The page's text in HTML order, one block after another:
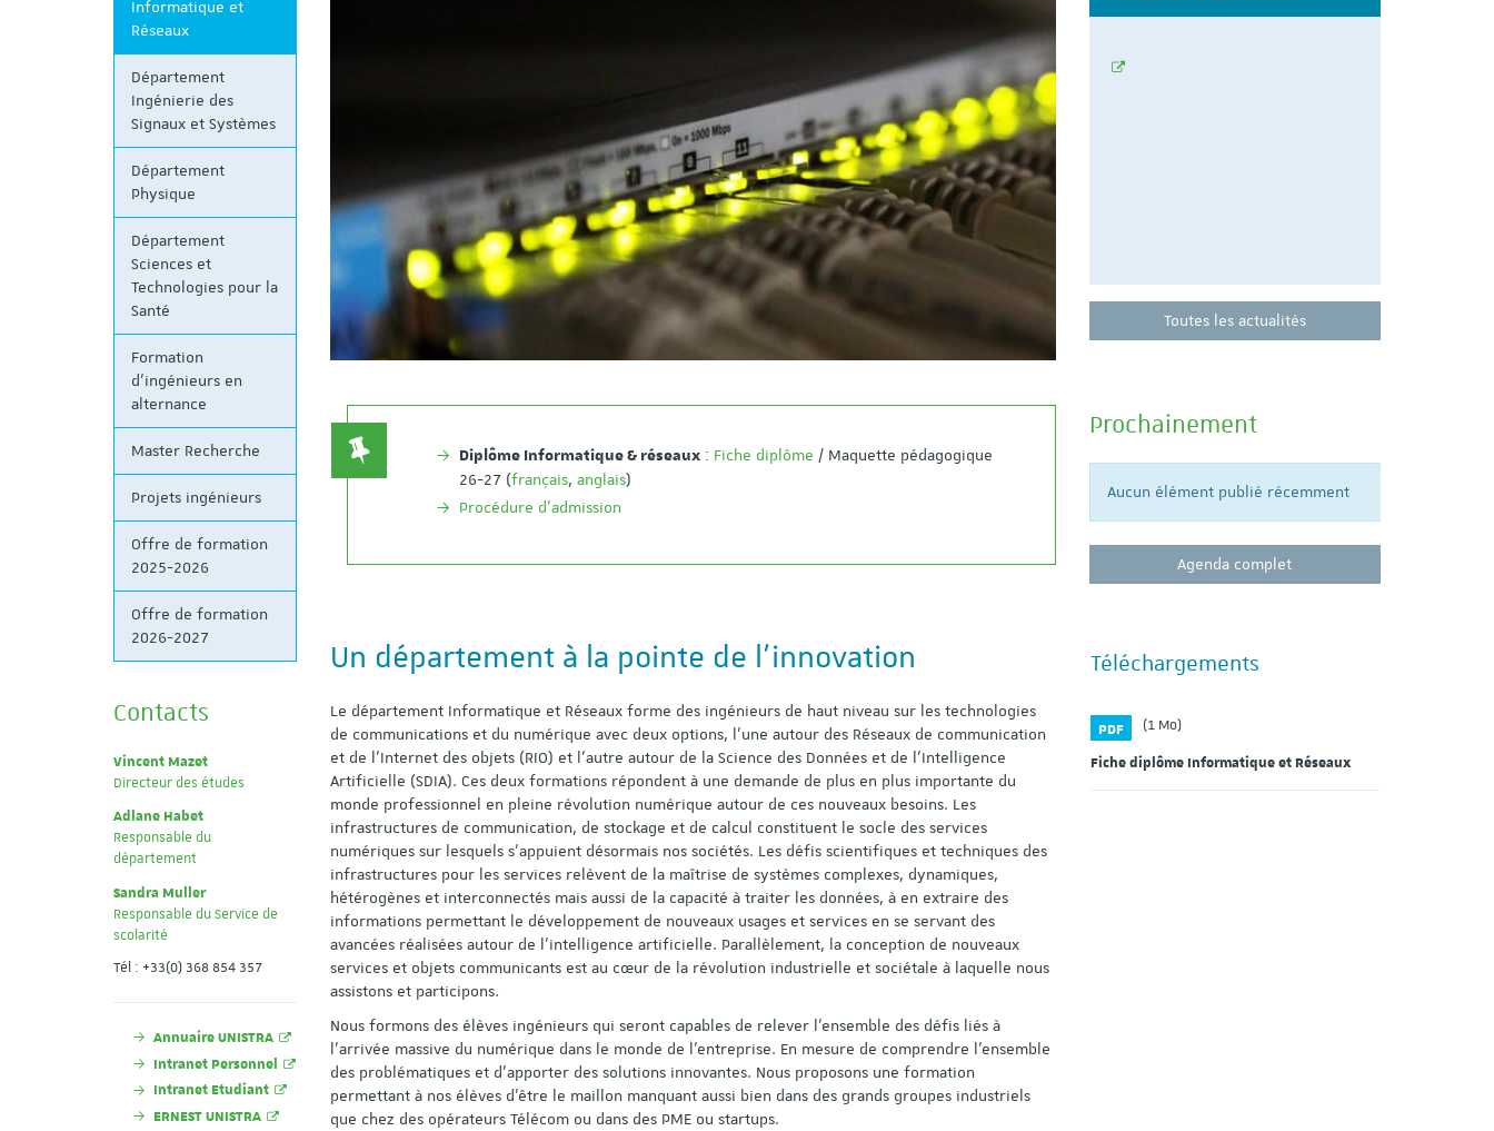
Informatique et
Réseaux
Département
Ingénierie des
Signaux et Systèmes
Département
Physique
Département
Sciences et
Technologies pour la
Santé
Formation
d'ingénieurs en
alternance
Master Recherche
Projets ingénieurs
Offre de formation
2025-2026
Offre de formation
2026-2027
Contacts
Vincent Mazet
Directeur des études
Adlane Habet
Responsable du
département
Sandra Muller
Responsable du Service de
scolarité
Tél : +33(0) 368 854 357
Annuaire UNISTRA
Intranet Personnel
Intranet Etudiant
ERNEST UNISTRA
Diplôme Informatique & réseaux: Fiche diplôme / Maquette pédagogique
26-27 (français, anglais)
Procédure d’admission
Un département à la pointe de l’innovation
Le département Informatique et Réseaux forme des ingénieurs de haut niveau sur les technologies
de communications et du numérique avec deux options, l’une autour des Réseaux de communication
et de l’Internet des objets (RIO) et l’autre autour de la Science des Données et de l’Intelligence
Artificielle (SDIA). Ces deux formations répondent à une demande de plus en plus importante du
monde professionnel en pleine révolution numérique autour de ces nouveaux besoins. Les
infrastructures de communication, de stockage et de calcul constituent le socle des services
numériques sur lesquels s’appuient désormais nos sociétés. Les défis scientifiques et techniques des
infrastructures pour les services relèvent de la maîtrise de systèmes complexes, dynamiques,
hétérogènes et interconnectés mais aussi de la capacité à traiter les données, à en extraire des
informations permettant le développement de nouveaux usages et services en se servant des
avancées réalisées autour de l’intelligence artificielle. Parallèlement, la conception de nouveaux
services et objets communicants est au cœur de la révolution industrielle et sociétale à laquelle nous
assistons et participons.
Nous formons des élèves ingénieurs qui seront capables de relever l’ensemble des défis liés à
l’arrivée massive du numérique dans le monde de l’entreprise. En mesure de comprendre l’ensemble
des problématiques et d’apporter des solutions innovantes. Nous proposons une formation
permettant à nos élèves d’être le maillon manquant aussi bien dans des grands groupes industriels
que chez des opérateurs Télécom ou dans des PME ou startups.
Profil Enseignement : Informatique
Publication au 22 février 2024
Toutes les actualités
Prochainement
Aucun élément publié récemment
Agenda complet
Téléchargements
Fiche diplôme Informatique et Réseaux
PDF (1 Mo)